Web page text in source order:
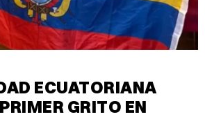
ECUATORIANA
GRITO EN